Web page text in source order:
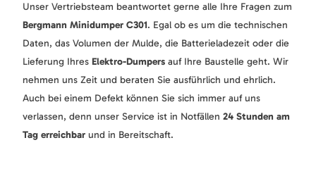
Unser Vertriebsteam beantwortet gerne alle Ihre Fragen zum
Bergmann Minidumper C301. Egal ob es um die technischen
Daten, das Volumen der Mulde, die Batterieladezeit oder die
Lieferung Ihres Elektro-Dumpers auf Ihre Baustelle geht. Wir
nehmen uns Zeit und beraten Sie ausführlich und ehrlich.
Auch bei einem Defekt können Sie sich immer auf uns
verlassen, denn unser Service ist in Notfällen 24 Stunden am
Tag erreichbar und in Bereitschaft.